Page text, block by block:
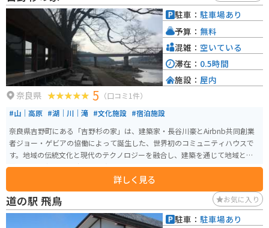
割を果たしており、天理市の上水道用水の供給源としても重要な位置を占め
ています。バイクの撮影はダムの手前の放流口が下から見えるところがベス
トです。
奈良県 5 （口コミ1件）
#山｜高原 #湖｜川｜滝 #文化施設 #宿泊施設
奈良県吉野町にある「吉野杉の家」は、建築家・長谷川豪とAirbnb共同創業
者ジョー・ゲビアの協働によって誕生した、世界初のコミュニティハウスで
す。地域の伝統文化と現代のテクノロジーを融合し、建築を通じて地域と世
界をつなぐ新しい交流の形を実現しています。 2016年に建設され、「HOUSE
VISION 2016 東京展」で発表後、吉野川のほとりに移築。2017年4月からはAi
rbnbで宿泊施設として公開されました。1階は地域に開かれたコミュニティス
ペース、2階は宿泊用の客室というハイブリッド構造で、地元住民とゲストが
自然に交流できる場となっています。長いテーブルを囲んで食事を共にする
詳しく見る
駐車： 駐車場あり
予算： 無料
混雑： 空いている
滞在： 0.5時間
施設： 屋内
道の駅 飛鳥 お気に入り
駐車： 駐車場あり